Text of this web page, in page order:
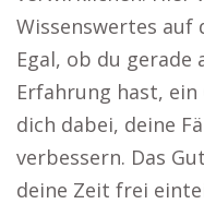
Wissenswertes auf
Egal, ob du gerade
Erfahrung hast,
dich dabei, deine
verbessern. Das
deine Zeit frei